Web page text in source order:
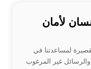
لأمان
لمساعدتنا في
غير المرغوب